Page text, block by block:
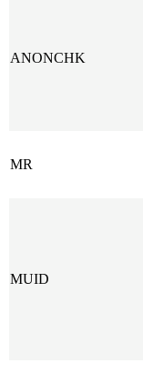
ANONCHK
MR
MUID